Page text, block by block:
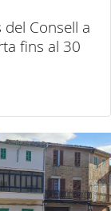
Consell a
fins al 30